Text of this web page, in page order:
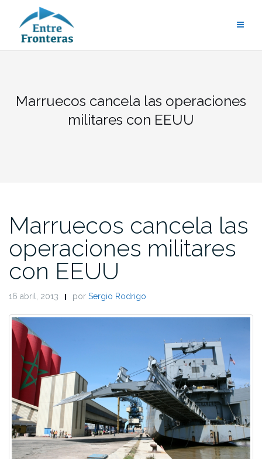
contenido
Marruecos cancela las operaciones
militares con EEUU
Marruecos cancela las
operaciones militares
con EEUU
16 abril, 2013 por Sergio Rodrigo